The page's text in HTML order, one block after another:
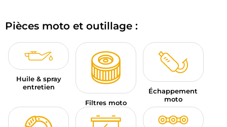
SPORTSWEAR
BONS PLANS ET PROMO
CARTES CADEAUX
Pièces moto et outillage :
Huile & spray
entretien
Filtres moto
Échappement
moto